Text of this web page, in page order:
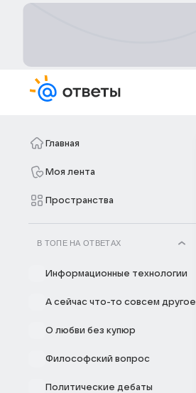
Главная
Моя лента
Пространства
В ТОПЕ НА ОТВЕТАХ
Информационные технологии
А сейчас что-то совсем другое
О любви без купюр
Философский вопрос
Политические дебаты